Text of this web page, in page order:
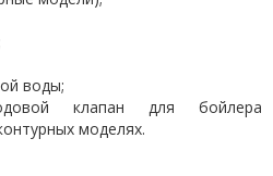
воды;
клапан для бойлера
моделях.